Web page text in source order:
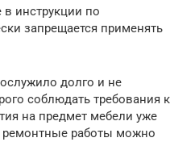
инструкции по
запрещается применять
долго и не
соблюдать требования к
на предмет мебели уже
ремонтные работы можно